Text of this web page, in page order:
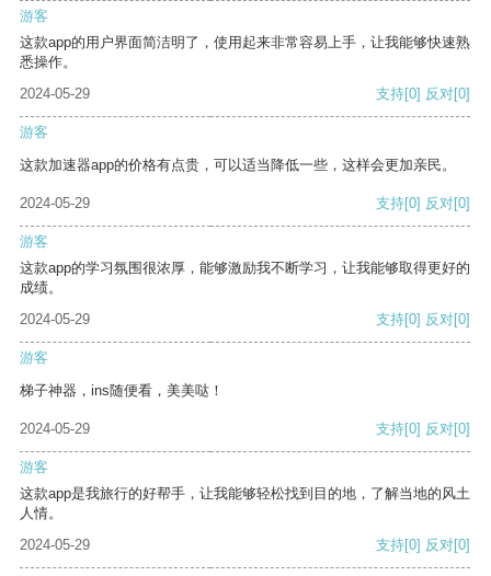
游客
这款app的用户界面简洁明了，使用起来非常容易上手，让我能够快速熟
悉操作。
2024-05-29
支持[0] 反对[0]
游客
这款加速器app的价格有点贵，可以适当降低一些，这样会更加亲民。
2024-05-29 支持[0] 反对[0]
游客
这款app的学习氛围很浓厚，能够激励我不断学习，让我能够取得更好的
成绩。
2024-05-29
支持[0] 反对[0]
游客
梯子神器，ins随便看，美美哒！
2024-05-29 支持[0] 反对[0]
游客
这款app是我旅行的好帮手，让我能够轻松找到目的地，了解当地的风土
人情。
2024-05-29
支持[0] 反对[0]